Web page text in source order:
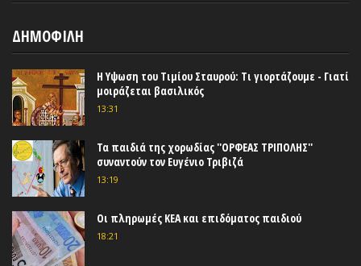
ΔΗΜΟΦΙΛΗ
Η Υψωση του Τιμίου Σταυρού: Τι γιορτάζουμε - Γιατί
μοιράζεται βασιλικός
13:31
Τα παιδιά της χορωδίας ''ΟΡΦΕΑΣ ΤΡΙΠΟΛΗΣ''
συναντούν τον Ευγένιο Τριβιζά
13:19
Οι πληρωμές ΚΕΑ και επιδόματος παιδιού
18:21